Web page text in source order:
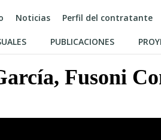
Noticias Perfil del contratante
PUBLICACIONES
Fusoni